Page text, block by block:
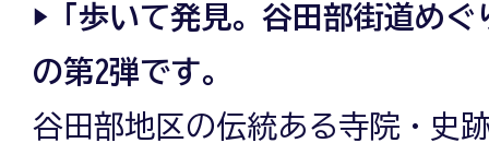
▶「歩いて発見。谷田部街道めぐ
の第2弾です。
谷田部地区の伝統ある寺院・史